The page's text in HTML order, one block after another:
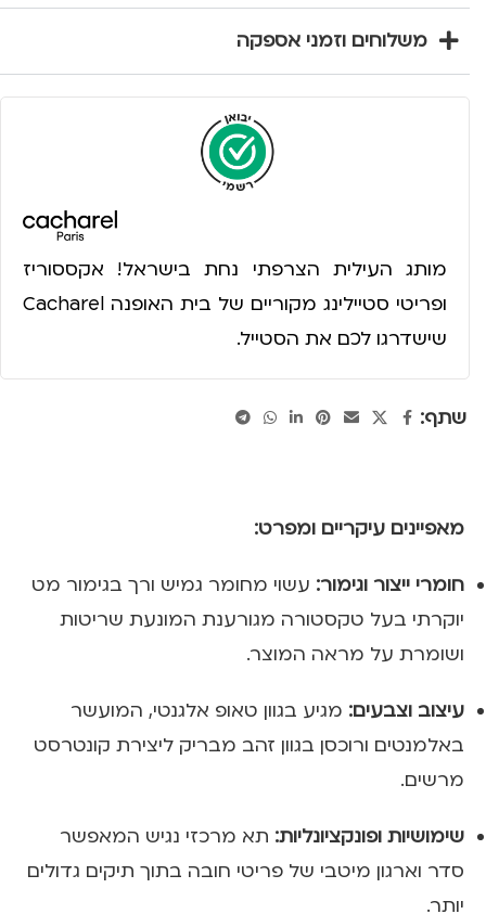
משלוחים וזמני אספקה
מותג העילית הצרפתי נחת בישראל! אקססוריז
ופריטי סטיילינג מקוריים של בית האופנה Cacharel
שישדרגו לכם את הסטייל.
שתף:
מאפיינים עיקריים ומפרט:
חומרי ייצור וגימור: עשוי מחומר גמיש ורך בגימור מט
יוקרתי בעל טקסטורה מגורענת המונעת שריטות
ושומרת על מראה המוצר.
עיצוב וצבעים: מגיע בגוון טאופ אלגנטי, המועשר
באלמנטים ורוכסן בגוון זהב מבריק ליצירת קונטרסט
מרשים.
שימושיות ופונקציונליות: תא מרכזי נגיש המאפשר
סדר וארגון מיטבי של פריטי חובה בתוך תיקים גדולים
יותר.